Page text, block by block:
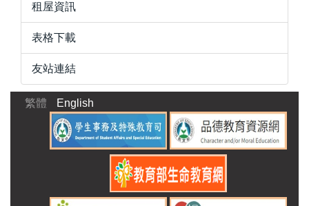
租屋資訊
表格下載
友站連結
繁體 English